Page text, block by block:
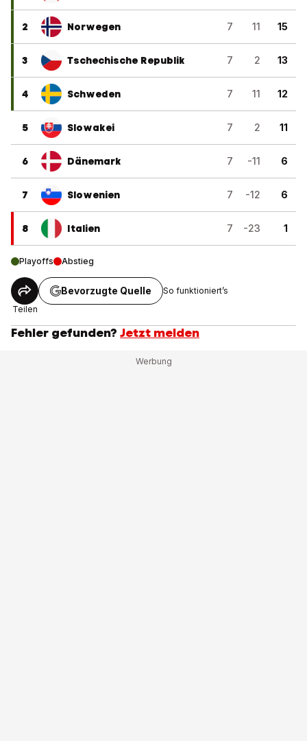
2 Norwegen 7 11 15
3 Tschechische Republik 7 2 13
4 Schweden 7 11 12
5 Slowakei 7 2 11
6 Dänemark 7 -11 6
7 Slowenien 7 -12 6
8 Italien 7 -23 1
Playoffs Abstieg
Teilen
Bevorzugte Quelle So funktioniert’s
Fehler gefunden? Jetzt melden